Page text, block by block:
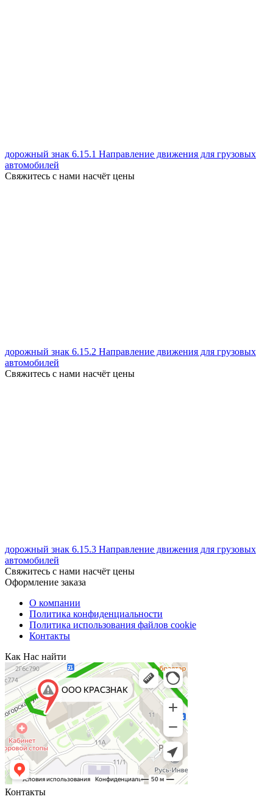
дорожный знак 6.15.1 Направление движения для грузовых
автомобилей
Свяжитесь с нами насчёт цены
дорожный знак 6.15.2 Направление движения для грузовых
автомобилей
Свяжитесь с нами насчёт цены
дорожный знак 6.15.3 Направление движения для грузовых
автомобилей
Свяжитесь с нами насчёт цены
Оформление заказа
О компании
Политика конфиденциальности
Политика использования файлов cookie
Контакты
Как Нас найти
Контакты